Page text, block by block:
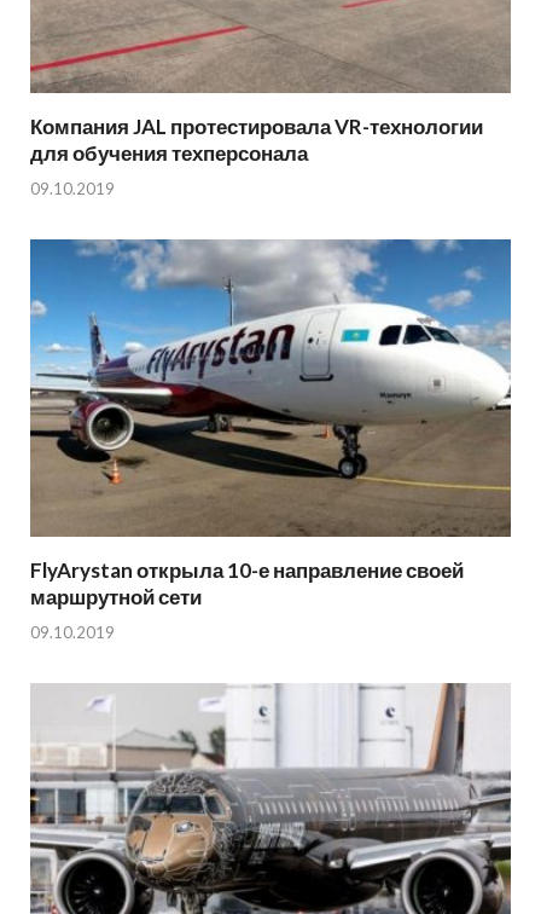
Компания JAL протестировала VR-технологии
для обучения техперсонала
09.10.2019
FlyArystan открыла 10-е направление своей
маршрутной сети
09.10.2019